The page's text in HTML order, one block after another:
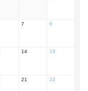
7 8
14 15
21 22